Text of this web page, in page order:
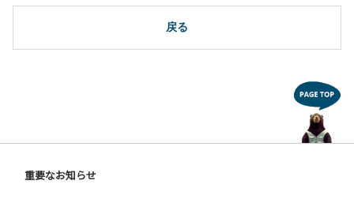
【ウォールテンテッド利用に際しての注意事項ならびに禁止
４．ご訪問客とウォールテンテッド内での面会はご遠慮願い
５．薪ストーブを使用される際は、ご利用手引きをご確認い
ただき、適切にご利用ください。
ご利用ください。
戻る
重要なお知らせ